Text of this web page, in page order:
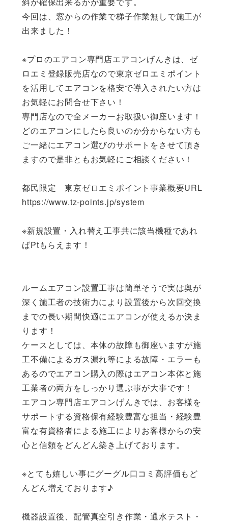
今回は、窓からの作業で梯子作業無しで施工が
出来ました！
※プロのエアコン専門店エアコンげんきは、ゼ
ロエミ登録販売店なので東京ゼロエミポイント
を活用してエアコンを格安で導入されたい方は
お気軽にお問合せ下さい！
専門店なので全メーカーお取扱い御座います！
どのエアコンにしたら良いのか分からない方も
ご一緒にエアコン選びのサポートをさせて頂き
ますので是非ともお気軽にご相談ください！
都民限定 東京ゼロエミポイント事業概要URL
https://www.tz-points.jp/system
※新規設置・入れ替え工事共に該当機種であれ
ばPtもらえます！
ルームエアコン設置工事は簡単そうで実は奥が
深く施工者の技術力により設置後から次回交換
までの長い期間快適にエアコンが使えるか決ま
ります！
ケースとしては、本体の故障も御座いますが施
工不備によるガス漏れ等による故障・エラーも
あるのでエアコン購入の際はエアコン本体と施
工業者の両方をしっかり選ぶ事が大事です！
エアコン専門店エアコンげんきでは、お客様を
サポートする資格保有経験豊富な担当・経験豊
富な有資格者による施工によりお客様からの安
心と信頼をどんどん築き上げております。
※とても嬉しい事にグーグル口コミ高評価もど
んどん増えております♪
機器設置後、配管真空引き作業・通水テスト・